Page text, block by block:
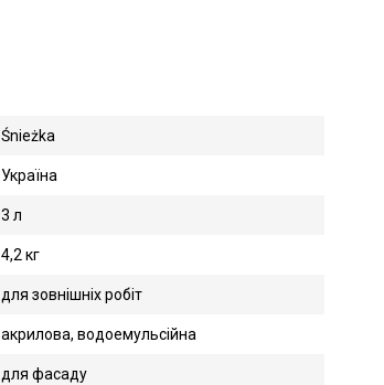
Śnieżka
Україна
3 л
4,2 кг
для зовнішніх робіт
акрилова, водоемульсійна
для фасаду